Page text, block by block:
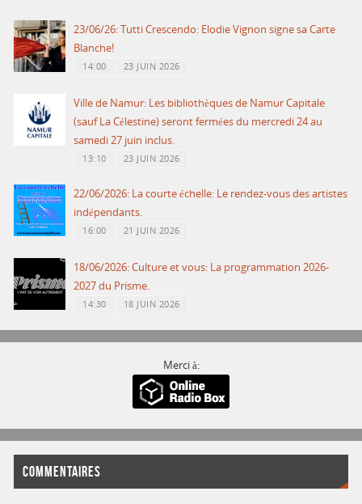
23/06/26: Tutti Crescendo: Elodie Vignon signe sa Carte
Blanche!
14:00 23 JUIN 2026
Ville de Namur: Les bibliothèques de Namur Capitale
(sauf La Célestine) seront fermées du mercredi 24 au
samedi 27 juin inclus.
13:10 23 JUIN 2026
22/06/2026: La courte échelle: Le rendez-vous des artistes
indépendants.
16:00 21 JUIN 2026
18/06/2026: Culture et vous: La programmation 2026-
2027 du Prisme.
14:30 18 JUIN 2026
Merci à:
COMMENTAIRES